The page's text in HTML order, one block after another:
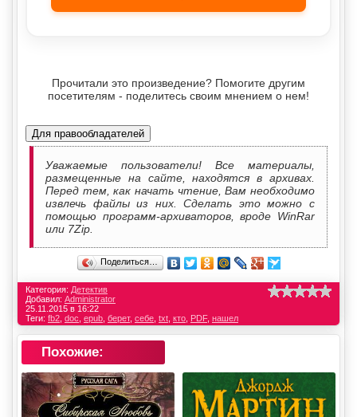
Прочитали это произведение? Помогите другим
посетителям - поделитесь своим мнением о нем!
Для правообладателей
Уважаемые пользователи! Все материалы,
размещенные на сайте, находятся в архивах.
Перед тем, как начать чтение, Вам необходимо
извлечь файлы из них. Сделать это можно с
помощью программ-архиваторов, вроде WinRar
или 7Zip.
Поделиться…
Категория: Детектив
Добавил: Administrator
25.11.2015 в 16:22
Теги: fb2 doc epub берет, себе txt кто PDF, нашел
Похожие: